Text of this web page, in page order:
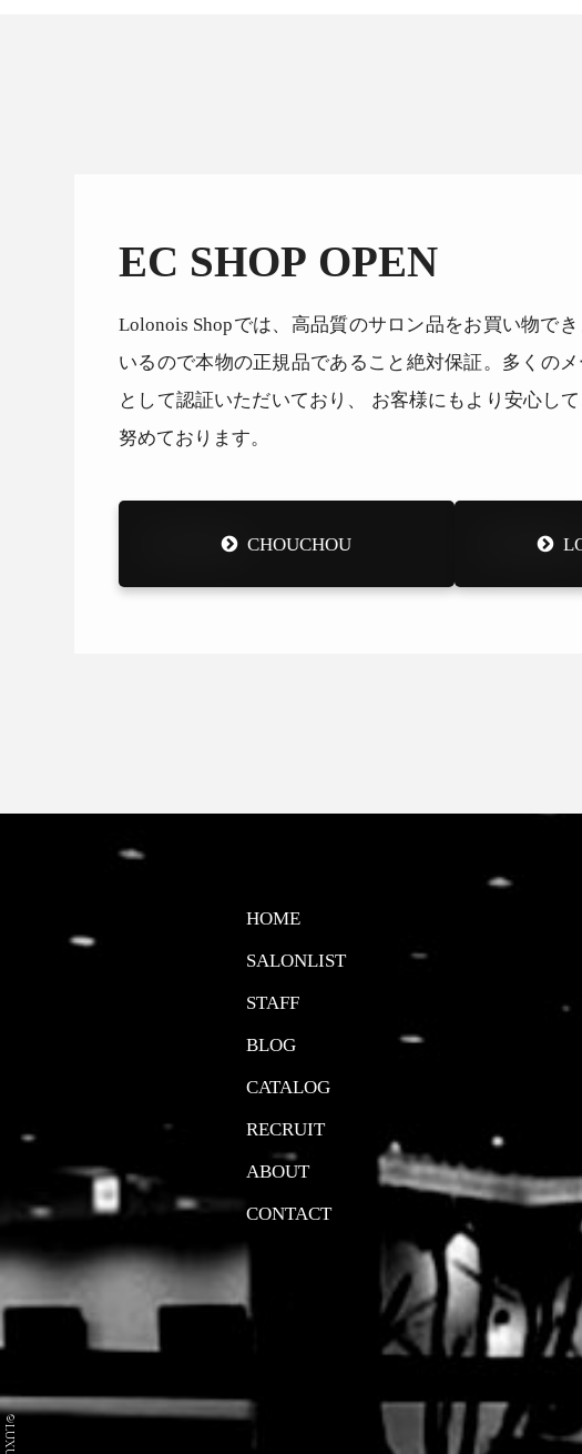
EC SHOP OPEN
Lolonois Shopでは、高品質のサロン品をお買い物で
いるので本物の正規品であること絶対保証。多くの
として認証いただいており、 お客様にもより安心し
努めております。
CHOUCHOU
HOME
SALONLIST
STAFF
BLOG
CATALOG
RECRUIT
ABOUT
CONTACT